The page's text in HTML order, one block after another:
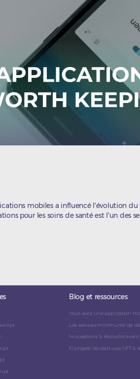
mobiles a influencé l'évolution du
pour les soins de santé est l'un des
Blog et ressources
Vous avez une application
Les services minimums de
14 questions à résoudre
10 projets de start-ups NFT à